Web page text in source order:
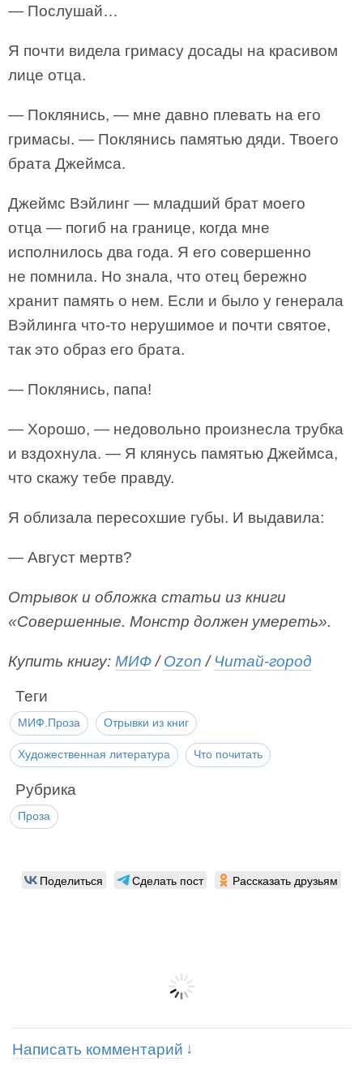
— Послушай…
Я почти видела гримасу досады на красивом
лице отца.
— Поклянись, — мне давно плевать на его
гримасы. — Поклянись памятью дяди. Твоего
брата Джеймса.
Джеймс Вэйлинг — младший брат моего
отца — погиб на границе, когда мне
исполнилось два года. Я его совершенно
не помнила. Но знала, что отец бережно
хранит память о нем. Если и было у генерала
Вэйлинга что-то нерушимое и почти святое,
так это образ его брата.
— Поклянись, папа!
— Хорошо, — недовольно произнесла трубка
и вздохнула. — Я клянусь памятью Джеймса,
что скажу тебе правду.
Я облизала пересохшие губы. И выдавила:
— Август мертв?
Отрывок и обложка статьи из книги
«Совершенные. Монстр должен умереть».
Купить книгу: МИФ/Ozon / Читай-город
Теги
МИФ.Проза Отрывки из книг
Художественная литература Что почитать
Рубрика
Проза
Поделиться Сделать пост Рассказать друзьям
Написать комментарий